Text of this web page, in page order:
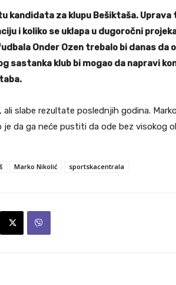
kandidata za klupu Bešiktaša.
i koliko se uklapa u dugoročni
Onder Ozen trebalo bi danas da
sastanka klub bi mogao da napravi
ali slabe rezultate poslednjih godina.
je da ga neće pustiti da ode bez visokog
Marko Nikolić sportskacentrala